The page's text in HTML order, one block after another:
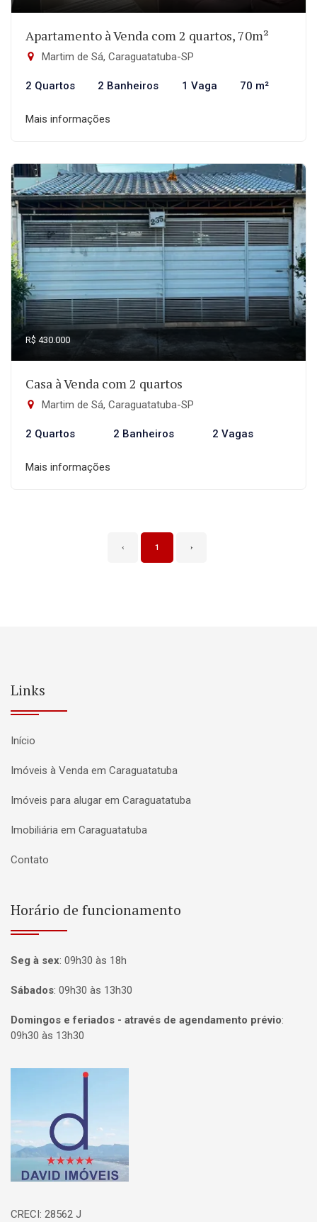
Apartamento à Venda com 2 quartos, 70m²
Martim de Sá, Caraguatatuba-SP
2 Quartos 2 Banheiros 1 Vaga 70 m²
Mais informações
R$ 430.000
Casa à Venda com 2 quartos
Martim de Sá, Caraguatatuba-SP
2 Quartos 2 Banheiros 2 Vagas
Mais informações
‹ 1 ›
Links
Início
Imóveis à Venda em Caraguatatuba
Imóveis para alugar em Caraguatatuba
Imobiliária em Caraguatatuba
Contato
Horário de funcionamento
Seg à sex: 09h30 às 18h
Sábados: 09h30 às 13h30
Domingos e feriados - através de agendamento prévio:
09h30 às 13h30
Página inicial
CRECI: 28562 J